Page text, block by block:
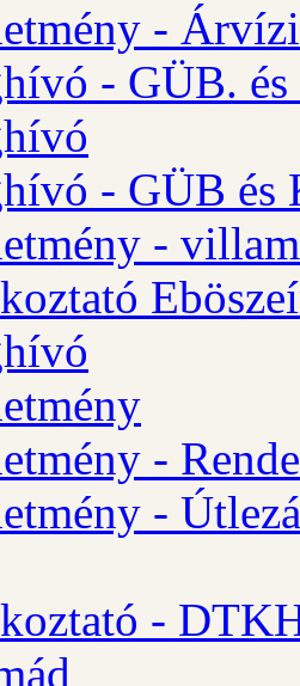
-
- GÜB.
- GÜB és
-
-
-
-